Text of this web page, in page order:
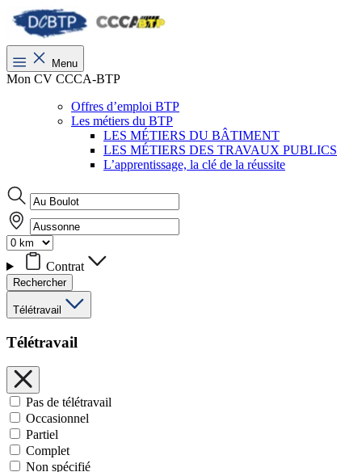
Menu
Mon CV CCCA-BTP
Offres d’emploi BTP
Les métiers du BTP
LES MÉTIERS DU BÂTIMENT
LES MÉTIERS DES TRAVAUX PUBLICS
L’apprentissage, la clé de la réussite
Contrat
Rechercher
Télétravail
Télétravail
Pas de télétravail
Occasionnel
Partiel
Complet
Non spécifié